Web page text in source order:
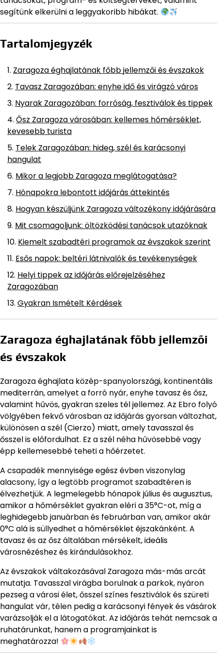
segítünk elkerülni a leggyakoribb hibákat.
Tartalomjegyzék
Zaragoza éghajlatának főbb jellemzői és évszakok
Tavasz Zaragozában: enyhe idő és virágzó város
Nyarak Zaragozában: forróság, fesztiválok és tippek
Ősz Zaragoza városában: kellemes hőmérséklet,
kevesebb turista
Telek Zaragozában: hideg, szél és karácsonyi
hangulat
Mikor a legjobb Zaragoza meglátogatása?
Hónapokra lebontott időjárás áttekintés
Hogyan készüljünk Zaragoza változékony időjárására
Mit csomagoljunk: öltözködési tanácsok utazóknak
Kiemelt szabadtéri programok az évszakok szerint
Esős napok: beltéri látnivalók és tevékenységek
Helyi tippek az időjárás előrejelzéséhez
Zaragozában
Gyakran Ismételt Kérdések
Zaragoza éghajlatának főbb jellemzői
és évszakok
Zaragoza éghajlata közép-spanyolországi, kontinentális
mediterrán, amelyet a forró nyár, enyhe tavasz és ősz,
valamint hűvös, gyakran szeles tél jellemez. Az Ebro folyó
völgyében fekvő városban az időjárás gyorsan változhat,
különösen a szél (Cierzo) miatt, amely tavasszal és
ősszel is előfordulhat. Ez a szél néha hűvösebbé vagy
épp kellemesebbé teheti a hőérzetet.
A csapadék mennyisége egész évben viszonylag
alacsony, így a legtöbb programot szabadtéren is
élvezhetjük. A legmelegebb hónapok július és augusztus,
amikor a hőmérséklet gyakran eléri a 35°C-ot, míg a
leghidegebb januárban és februárban van, amikor akár
0°C alá is süllyedhet a hőmérséklet éjszakánként. A
tavasz és az ősz általában mérsékelt, ideális
városnézéshez és kirándulásokhoz.
Az évszakok váltakozásával Zaragoza más-más arcát
mutatja. Tavasszal virágba borulnak a parkok, nyáron
pezseg a városi élet, ősszel színes fesztiválok és szüreti
hangulat vár, télen pedig a karácsonyi fények és vásárok
varázsolják el a látogatókat. Az időjárás tehát nemcsak a
ruhatárunkat, hanem a programjainkat is
meghatározza!